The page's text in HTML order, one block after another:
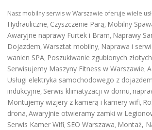
Nasz mobilny serwis w Warszawie oferuje wiele
Hydrauliczne, Czyszczenie Parą, Mobilny
Awaryjne naprawy Furtek i Bram, Naprawy
Dojazdem, Warsztat mobilny, Naprawa i
wanien SPA, Poszukiwanie zgubionych
Serwisujemy Maszyny Fitness w Warszawie,
Usługi elektryka samochodowego z dojazdem
indukcyjne, Serwis klimatyzacji w domu,
Montujemy wizjery z kamerą i kamery wifi,
drona, Awaryjnie otwieramy zamki w
Serwis Kamer Wifi, SEO Warszawa, Montaż,